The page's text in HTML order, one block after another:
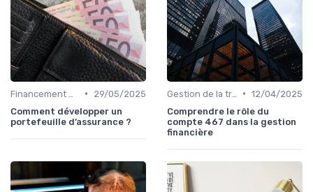
•
29/05/2025
Comment développer un
portefeuille d’assurance ?
• 12/04/2025
Comprendre le rôle du
compte 467 dans la gestion
financière